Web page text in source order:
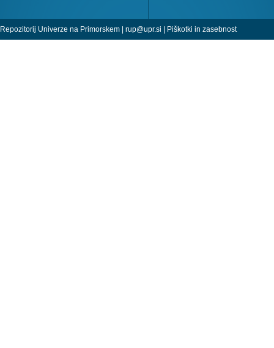
Repozitorij Univerze na Primorskem | rup@upr.si | Piškotki in zasebnost